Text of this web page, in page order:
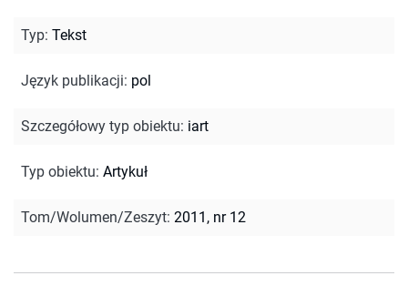
Typ: Tekst
Język publikacji: pol
Szczegółowy typ obiektu: iart
Typ obiektu: Artykuł
Tom/Wolumen/Zeszyt: 2011, nr 12